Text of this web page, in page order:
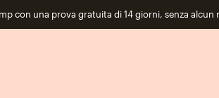
con una prova gratuita di 14 giorni, senza alcun